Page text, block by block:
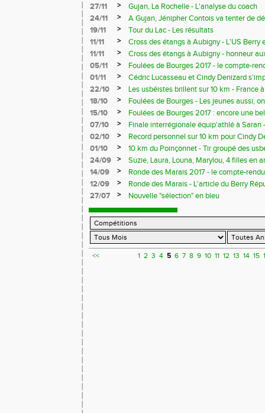
27/11
>
Gujan, La Rochelle - L'analyse du coach
24/11
>
A Gujan, Jénipher Contois va tenter de
pour les Europe de cross
19/11 >
Tour du Lac - Les résultats
11/11
>
Cross des étangs à Aubigny - L'US Berry
11/11
>
Cross des étangs à Aubigny - honneur
05/11
>
Foulées de Bourges 2017 - le compte-
01/11
>
Cédric Lucasseau et Cindy Denizard
d'Halloween à Dun-sur-Auron
22/10 >
Les usbéistes brillent sur 10 km - France
régionale du Centre
18/10 >
Foulées de Bourges - Les jeunes aussi,
15/10
>
Foulées de Bourges 2017 : encore une
Berry Athlétisme
07/10 >
Finale interrégionale équip'athlé à Saran
podium
02/10 >
Record personnel sur 10 km pour Cindy
Clermont Ferrand
01/10 >
10 km du Poinçonnet - Tir groupé des
24/09
>
Suzie, Laura, Louna, Marylou, 4 filles en
14/09
>
Ronde des Marais 2017 - le compte-
12/09
>
Ronde des Marais - L'article du Berry
27/07
> Nouvelle "sélection" en bleu
<< 1 2 3 4 5 6 7 8 9 10 11 12 13 14 15